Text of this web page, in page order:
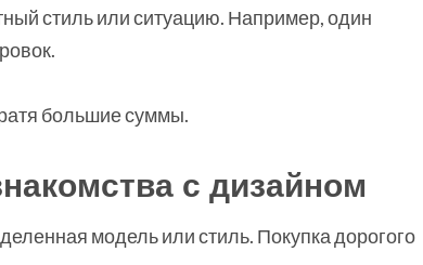
стиль или ситуацию. Например, один
большие суммы.
с дизайном
модель или стиль. Покупка дорогого